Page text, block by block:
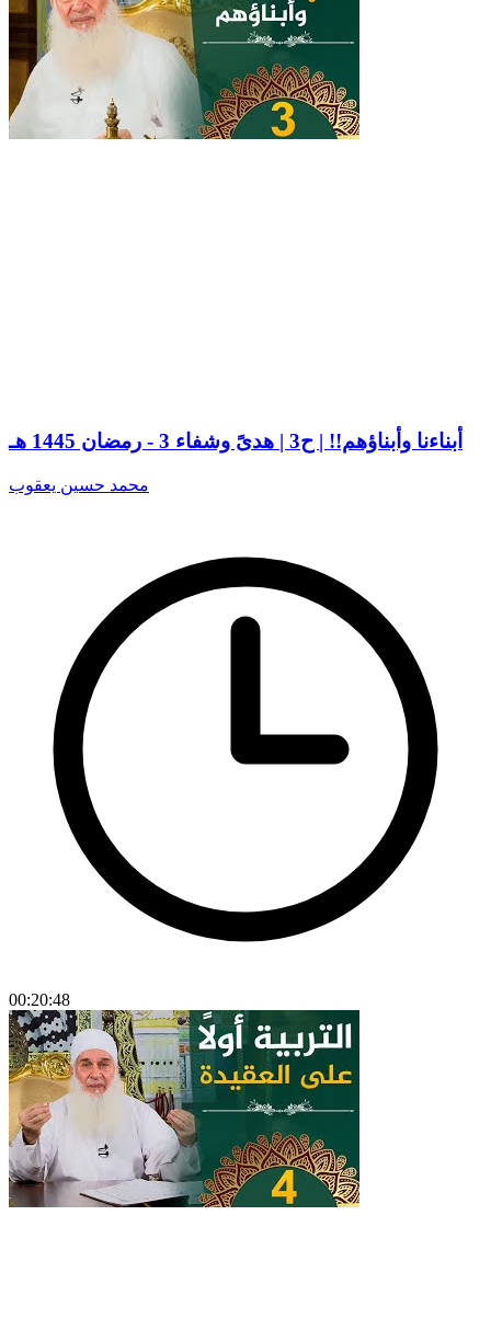
أبناءنا وأبناؤهم!! | ح3 | هدىً وشفاء 3 - رمضان 1445 هـ
محمد حسين يعقوب
00:20:48